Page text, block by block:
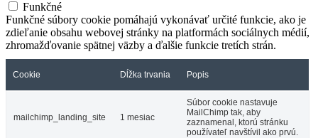
Funkčné
Funkčné súbory cookie pomáhajú vykonávať určité funkcie, ako je
zdieľanie obsahu webovej stránky na platformách sociálnych médií,
zhromažďovanie spätnej väzby a ďalšie funkcie tretích strán.
Cookie Dĺžka trvania Popis
mailchimp_landing_site 1 mesiac
Súbor cookie nastavuje
MailChimp tak, aby
zaznamenal, ktorú stránku
používateľ navštívil ako prvú.